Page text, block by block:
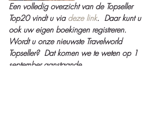
Een volledig overzicht van de Topseller
Top20 vindt u via deze link.  Daar kunt u
ook uw eigen boekingen registreren.
Wordt u onze nieuwste Travelworld
Topseller?  Dat komen we te weten op 1
september aanstaande.